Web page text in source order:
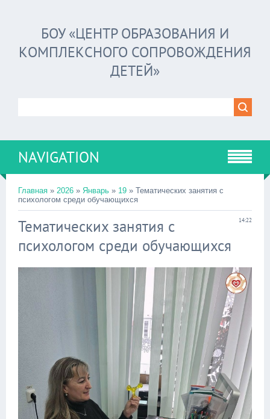
БОУ «ЦЕНТР ОБРАЗОВАНИЯ И
КОМПЛЕКСНОГО СОПРОВОЖДЕНИЯ
ДЕТЕЙ»
NAVIGATION
Главная » 2026 » Январь » 19 » Тематических занятия с
психологом среди обучающихся
14:22
Тематических занятия с
психологом среди обучающихся